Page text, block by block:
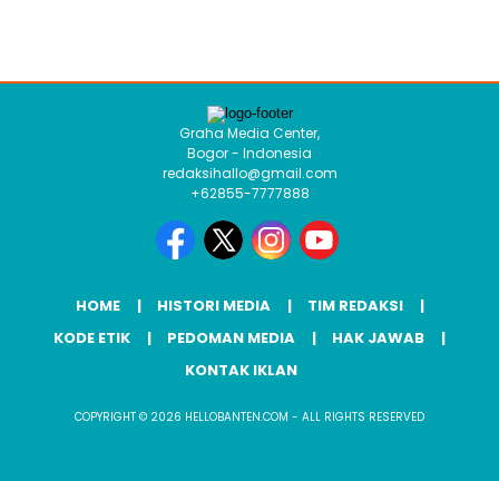
Graha Media Center,
Bogor - Indonesia
redaksihallo@gmail.com
+62855-7777888
HOME HISTORI MEDIA
TIM REDAKSI
KODE ETIK
PEDOMAN MEDIA
HAK JAWAB
KONTAK IKLAN
COPYRIGHT © 2026 HELLOBANTEN.COM - ALL RIGHTS RESERVED